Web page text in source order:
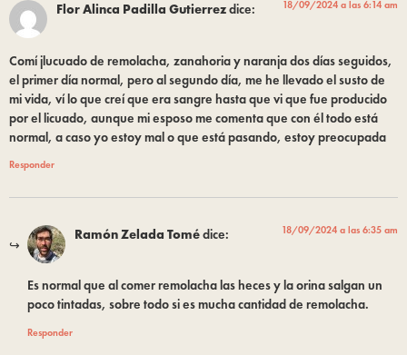
Flor Alinca Padilla Gutierrezdice: 18/09/2024 a las 6:14 am
Comí jlucuado de remolacha, zanahoria y naranja dos días seguidos,
el primer día normal, pero al segundo día, me he llevado el susto de
mi vida, ví lo que creí que era sangre hasta que vi que fue producido
por el licuado, aunque mi esposo me comenta que con él todo está
normal, a caso yo estoy mal o que está pasando, estoy preocupada
Responder
Ramón Zelada Tomédice: 18/09/2024 a las 6:35 am
Es normal que al comer remolacha las heces y la orina salgan un
poco tintadas, sobre todo si es mucha cantidad de remolacha.
Responder